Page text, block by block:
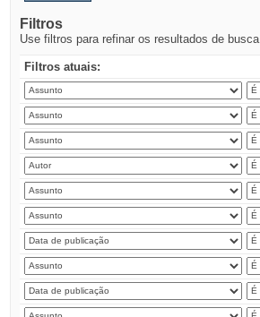
Filtros
Use filtros para refinar os resultados de busca.
Filtros atuais: